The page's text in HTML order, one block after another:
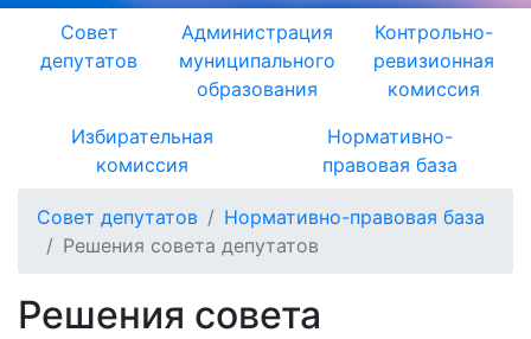
Совет
депутатов
Администрация
муниципального
образования
Контрольно-
ревизионная
комиссия
Избирательная
комиссия
Нормативно-
правовая база
Совет депутатов
Нормативно-правовая база
Решения совета депутатов
Решения совета